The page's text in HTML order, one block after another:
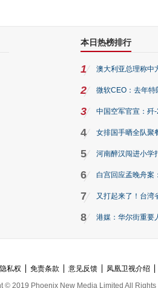
本日热榜排行
1 澳大利亚总理称中
2 微软CEO：去年特
3 中国空军官宣：歼
4 女排国手晒全队聚
5 河南醉汉闯进小学
6 白宫回应孟晚舟案
7 又打起来了！台湾
8 港媒：华尔街重要
私权 免责条款 意见反馈 凤凰卫视介绍
© 2019 Phoenix New Media Limited All Rights